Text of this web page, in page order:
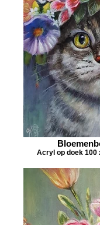
Acryl op doek 100